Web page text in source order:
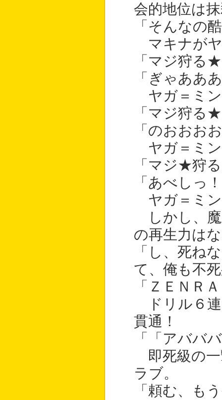
会的地位は
「そんなの
マキナがヤ
「マジ狩る
「ぎゃああ
ヤガ＝ミン
「マジ狩る
「のおおお
ヤガ＝ミン
「マジ★狩
「あべしっ
ヤガ＝ミン
しかし、魔
の再生力は
「し、死
て、俺も不
「ＺＥＮＲ
ドリル６連
貫通！
「「アババ
即死級の一
ラブ。
「頼む、も